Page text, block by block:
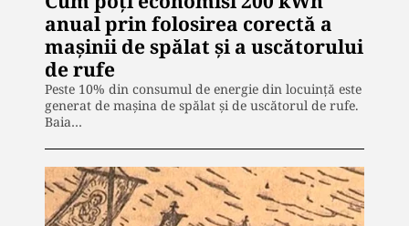
anual prin folosirea corectă a
maşinii de spălat şi a uscătorului
de rufe
Peste 10% din consumul de energie din locuinţă este
generat de maşina de spălat şi de uscătorul de rufe.
Baia…